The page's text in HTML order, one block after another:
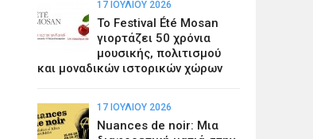
17 ΙΟΥΛΊΟΥ 2026
Το Festival Été Mosan
γιορτάζει 50 χρόνια
μουσικής, πολιτισμού
και μοναδικών ιστορικών χώρων
17 ΙΟΥΛΊΟΥ 2026
Nuances de noir: Μια